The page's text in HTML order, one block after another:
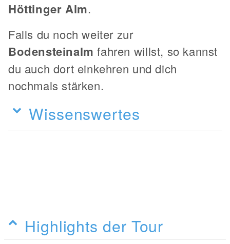
Höttinger Alm.
Falls du noch weiter zur
Bodensteinalmfahren willst, so kannst
du auch dort einkehren und dich
nochmals stärken.
Wissenswertes
Highlights der Tour